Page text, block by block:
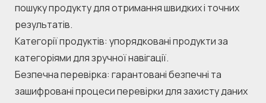
пошуку продукту для отримання швидких і точних
результатів.
Категорії продуктів: упорядковані продукти за
категоріями для зручної навігації.
Безпечна перевірка: гарантовані безпечні та
зашифровані процеси перевірки для захисту даних